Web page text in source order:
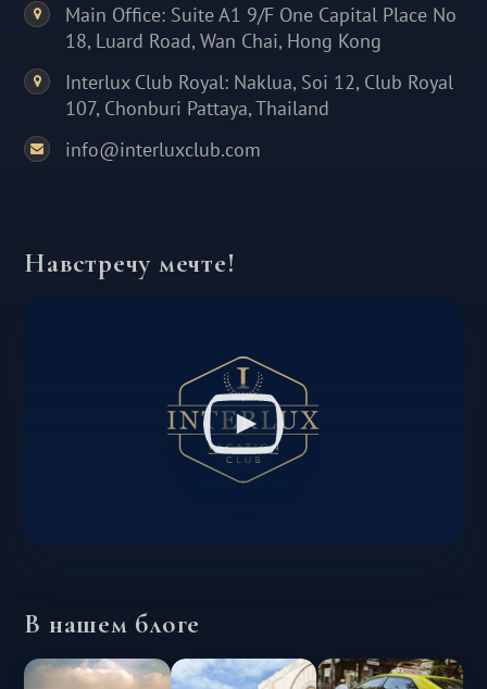
Main Office: Suite A1 9/F One Capital Place No
18, Luard Road, Wan Chai, Hong Kong
Interlux Club Royal: Naklua, Soi 12, Club Royal
107, Chonburi Pattaya, Thailand
info@interluxclub.com
Навстречу мечте!
В нашем блоге